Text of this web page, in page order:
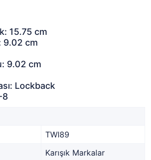
15.75 cm
9.02 cm
9.02 cm
Lockback
8
TWI89
Karışık Markalar